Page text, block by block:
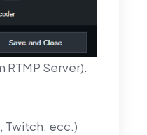
RTMP Server).
Twitch, ecc.)